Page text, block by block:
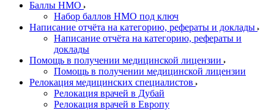
Баллы НМО
Набор баллов НМО под ключ
Написание отчёта на категорию, рефераты и доклады
Написание отчёта на категорию, рефераты и
доклады
Помощь в получении медицинской лицензии
Помощь в получении медицинской лицензии
Релокация медицинских специалистов
Релокация врачей в Дубай
Релокация врачей в Европу